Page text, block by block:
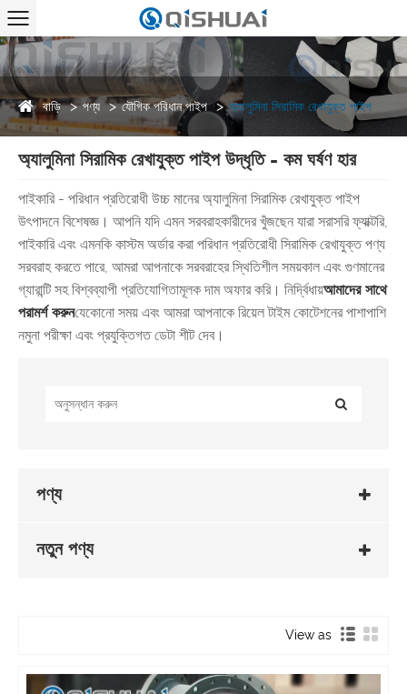
বাড়ি পণ্য যৌগিক পরিধান পাইপ অ্যালুমিনা সিরামিক রেখাযুক্ত পাইপ
অ্যালুমিনা সিরামিক রেখাযুক্ত পাইপ উদ্ধৃতি - কম ঘর্ষণ হার
পাইকারি - পরিধান প্রতিরোধী উচ্চ মানের অ্যালুমিনা সিরামিক রেখাযুক্ত পাইপ
উৎপাদনে বিশেষজ্ঞ। আপনি যদি এমন সরবরাহকারীদের খুঁজছেন যারা সরাসরি ফ্যাক্টরি,
পাইকারি এবং এমনকি কাস্টম অর্ডার করা পরিধান প্রতিরোধী সিরামিক রেখাযুক্ত পণ্য
সরবরাহ করতে পারে, আমরা আপনাকে সরবরাহের স্থিতিশীল সময়কাল এবং গুণমানের
গ্যারান্টি সহ বিশ্বব্যাপী প্রতিযোগিতামূলক দাম অফার করি। নির্দ্বিধায়আমাদের সাথে
পরামর্শ করুনযেকোনো সময় এবং আমরা আপনাকে রিয়েল টাইম কোটেশনের পাশাপাশি
নমুনা পরীক্ষা এবং প্রযুক্তিগত ডেটা শীট দেব।
পণ্য
নতুন পণ্য
View as